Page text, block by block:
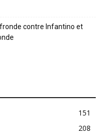
fronde contre Infantino et
151
208